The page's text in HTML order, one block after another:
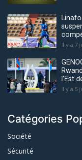
Il y a 7
l'Est
Il y a 5
Catégories
Société
Sécurité